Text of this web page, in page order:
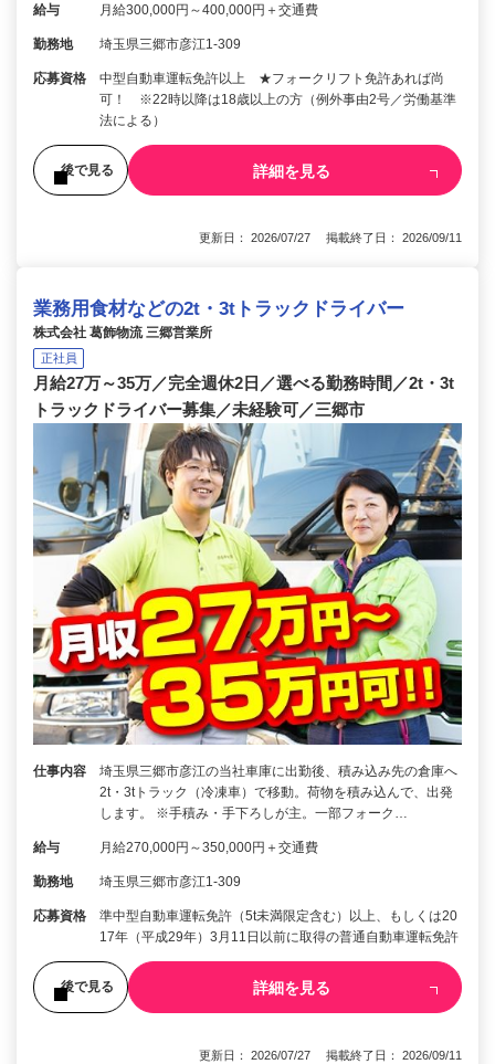
給与 月給300,000円～400,000円＋交通費
勤務地 埼玉県三郷市彦江1-309
応募資格
中型自動車運転免許以上 ★フォークリフト免許あれば尚
可！ ※22時以降は18歳以上の方（例外事由2号／労働基準
法による）
後で見る 詳細を見る
更新日： 2026/07/27 掲載終了日： 2026/09/11
業務用食材などの2t・3tトラックドライバー
株式会社 葛飾物流 三郷営業所
正社員
月給27万～35万／完全週休2日／選べる勤務時間／2t・3t
トラックドライバー募集／未経験可／三郷市
仕事内容
埼玉県三郷市彦江の当社車庫に出勤後、積み込み先の倉庫へ
2t・3tトラック（冷凍車）で移動。荷物を積み込んで、出発
します。 ※手積み・手下ろしが主。一部フォーク…
給与 月給270,000円～350,000円＋交通費
勤務地 埼玉県三郷市彦江1-309
応募資格
準中型自動車運転免許（5t未満限定含む）以上、もしくは20
17年（平成29年）3月11日以前に取得の普通自動車運転免許
後で見る 詳細を見る
更新日： 2026/07/27 掲載終了日： 2026/09/11